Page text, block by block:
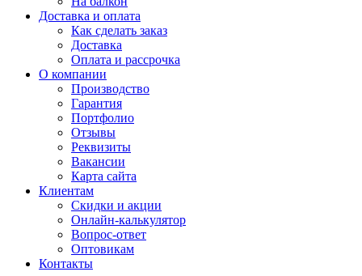
Доставка и оплата
Как сделать заказ
Доставка
Оплата и рассрочка
О компании
Производство
Гарантия
Портфолио
Отзывы
Реквизиты
Вакансии
Карта сайта
Клиентам
Скидки и акции
Онлайн-калькулятор
Вопрос-ответ
Оптовикам
Контакты